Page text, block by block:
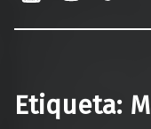
Etiqueta: